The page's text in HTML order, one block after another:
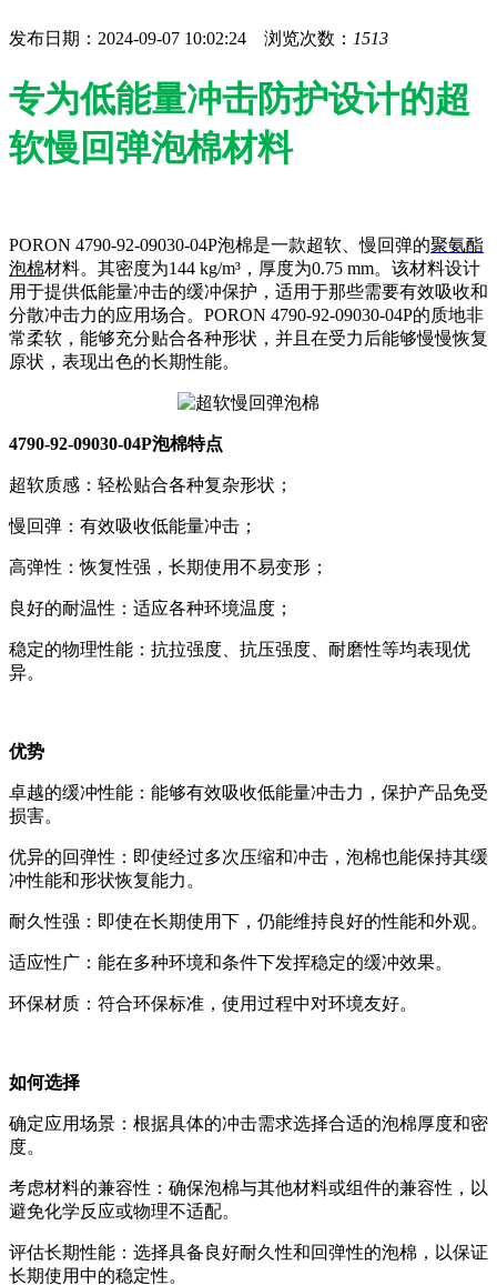
发布日期：2024-09-07 10:02:24 浏览次数： 1513
专为低能量冲击防护设计的超
软慢回弹泡棉材料
PORON 4790-92-09030-04P泡棉是一款超软、慢回弹的聚氨酯
泡棉材料。其密度为144 kg/m³，厚度为0.75 mm。该材料设计
用于提供低能量冲击的缓冲保护，适用于那些需要有效吸收和
分散冲击力的应用场合。PORON 4790-92-09030-04P的质地非
常柔软，能够充分贴合各种形状，并且在受力后能够慢慢恢复
原状，表现出色的长期性能。
4790-92-09030-04P泡棉特点
超软质感：轻松贴合各种复杂形状；
慢回弹：有效吸收低能量冲击；
高弹性：恢复性强，长期使用不易变形；
良好的耐温性：适应各种环境温度；
稳定的物理性能：抗拉强度、抗压强度、耐磨性等均表现优
异。
优势
卓越的缓冲性能：能够有效吸收低能量冲击力，保护产品免受
损害。
优异的回弹性：即使经过多次压缩和冲击，泡棉也能保持其缓
冲性能和形状恢复能力。
耐久性强：即使在长期使用下，仍能维持良好的性能和外观。
适应性广：能在多种环境和条件下发挥稳定的缓冲效果。
环保材质：符合环保标准，使用过程中对环境友好。
如何选择
确定应用场景：根据具体的冲击需求选择合适的泡棉厚度和密
度。
考虑材料的兼容性：确保泡棉与其他材料或组件的兼容性，以
避免化学反应或物理不适配。
评估长期性能：选择具备良好耐久性和回弹性的泡棉，以保证
长期使用中的稳定性。